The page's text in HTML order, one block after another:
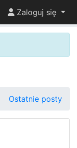
Zaloguj się
Ostatnie posty